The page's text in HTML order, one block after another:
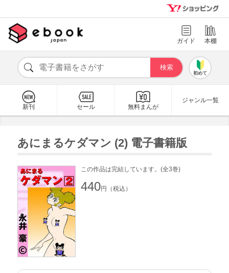
ガイド 本棚
初めて
新刊 セール 無料まんが
ジャンル一覧
あにまるケダマン (2) 電子書籍版
この作品は完結しています。(全3巻)
440円（税込）